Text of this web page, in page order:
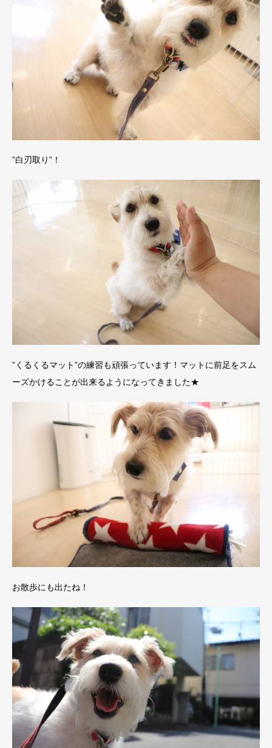
”白刃取り”！
”くるくるマット”の練習も頑張っています！マットに前足をスム
ーズかけることが出来るようになってきました★
お散歩にも出たね！